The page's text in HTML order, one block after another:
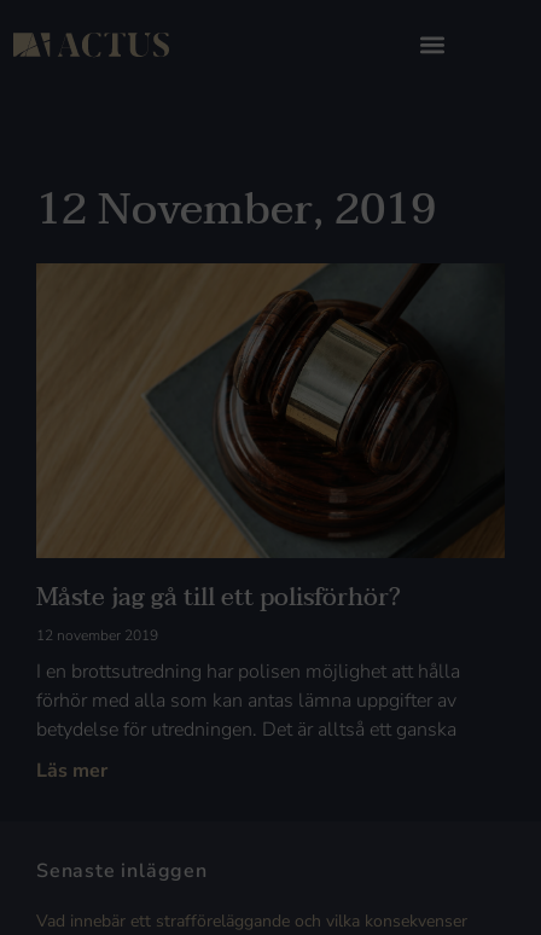
12 November, 2019
Måste jag gå till ett polisförhör?
12 november 2019
I en brottsutredning har polisen möjlighet att hålla
förhör med alla som kan antas lämna uppgifter av
betydelse för utredningen. Det är alltså ett ganska
Läs mer
Senaste inläggen
Vad innebär ett strafföreläggande och vilka konsekvenser